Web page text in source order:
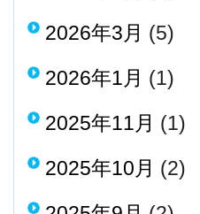
2026年3月 (5)
2026年1月 (1)
2025年11月 (1)
2025年10月 (2)